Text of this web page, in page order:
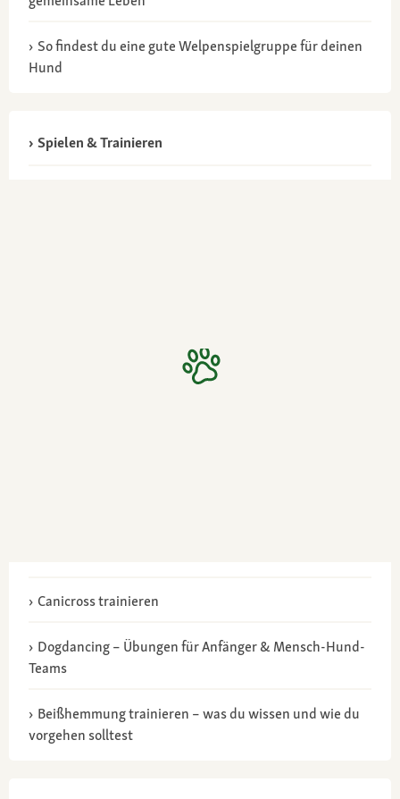
So findest du eine gute Welpenspielgruppe für deinen
Hund
Spielen & Trainieren
Canicross trainieren
Dogdancing – Übungen für Anfänger & Mensch-Hund-
Teams
Beißhemmung trainieren – was du wissen und wie du
vorgehen solltest